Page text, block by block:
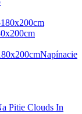
Napínacie
Pitie Clouds In